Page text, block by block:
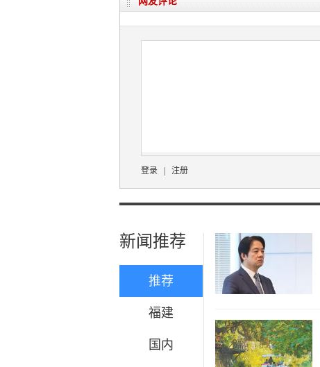
登录 | 注册
新闻推荐
推荐
福建
国内